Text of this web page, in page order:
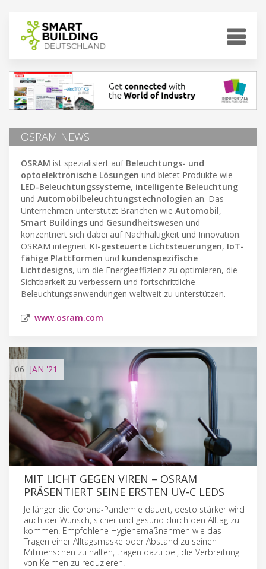
OSRAM NEWS
OSRAM ist spezialisiert auf Beleuchtungs- und
optoelektronische Lösungen und bietet Produkte wie
LED-Beleuchtungssysteme, intelligente Beleuchtung
und Automobilbeleuchtungstechnologien an. Das
Unternehmen unterstützt Branchen wie Automobil,
Smart Buildings und Gesundheitswesen und
konzentriert sich dabei auf Nachhaltigkeit und Innovation.
OSRAM integriert KI-gesteuerte Lichtsteuerungen, IoT-
fähige Plattformen und kundenspezifische
Lichtdesigns, um die Energieeffizienz zu optimieren, die
Sichtbarkeit zu verbessern und fortschrittliche
Beleuchtungsanwendungen weltweit zu unterstützen.
www.osram.com
06 JAN '21
MIT LICHT GEGEN VIREN – OSRAM
PRÄSENTIERT SEINE ERSTEN UV-C LEDS
Je länger die Corona-Pandemie dauert, desto stärker wird
auch der Wunsch, sicher und gesund durch den Alltag zu
kommen. Empfohlene Hygienemaßnahmen wie das
Tragen einer Alltagsmaske oder Abstand zu seinen
Mitmenschen zu halten, tragen dazu bei, die Verbreitung
von Keimen zu reduzieren.